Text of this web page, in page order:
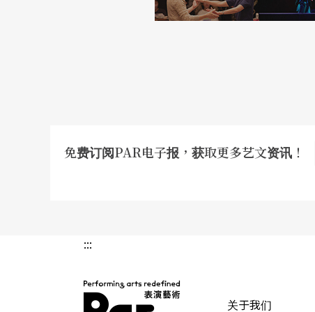
免费订阅PAR电子报，获取更多艺文资讯！
:::
关于我们